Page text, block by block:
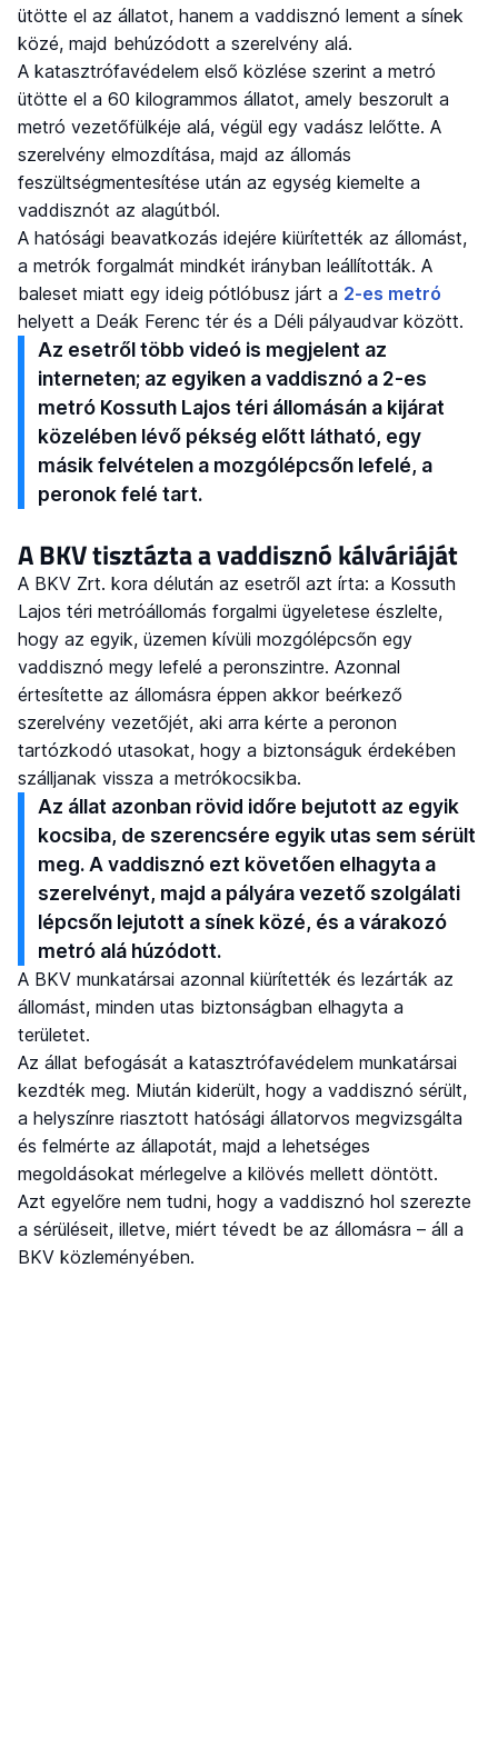
ütötte el az állatot, hanem a vaddisznó lement a sínek
közé, majd behúzódott a szerelvény alá.
A katasztrófavédelem első közlése szerint a metró
ütötte el a 60 kilogrammos állatot, amely beszorult a
metró vezetőfülkéje alá, végül egy vadász lelőtte. A
szerelvény elmozdítása, majd az állomás
feszültségmentesítése után az egység kiemelte a
vaddisznót az alagútból.
A hatósági beavatkozás idejére kiürítették az állomást,
a metrók forgalmát mindkét irányban leállították. A
baleset miatt egy ideig pótlóbusz járt a 2-es metró
helyett a Deák Ferenc tér és a Déli pályaudvar között.
Az esetről több videó is megjelent az
interneten; az egyiken a vaddisznó a 2-es
metró Kossuth Lajos téri állomásán a kijárat
közelében lévő pékség előtt látható, egy
másik felvételen a mozgólépcsőn lefelé, a
peronok felé tart.
A BKV tisztázta a vaddisznó kálváriáját
A BKV Zrt. kora délután az esetről azt írta: a Kossuth
Lajos téri metróállomás forgalmi ügyeletese észlelte,
hogy az egyik, üzemen kívüli mozgólépcsőn egy
vaddisznó megy lefelé a peronszintre. Azonnal
értesítette az állomásra éppen akkor beérkező
szerelvény vezetőjét, aki arra kérte a peronon
tartózkodó utasokat, hogy a biztonságuk érdekében
szálljanak vissza a metrókocsikba.
Az állat azonban rövid időre bejutott az egyik
kocsiba, de szerencsére egyik utas sem sérült
meg. A vaddisznó ezt követően elhagyta a
szerelvényt, majd a pályára vezető szolgálati
lépcsőn lejutott a sínek közé, és a várakozó
metró alá húzódott.
A BKV munkatársai azonnal kiürítették és lezárták az
állomást, minden utas biztonságban elhagyta a
területet.
Az állat befogását a katasztrófavédelem munkatársai
kezdték meg. Miután kiderült, hogy a vaddisznó sérült,
a helyszínre riasztott hatósági állatorvos megvizsgálta
és felmérte az állapotát, majd a lehetséges
megoldásokat mérlegelve a kilövés mellett döntött.
Azt egyelőre nem tudni, hogy a vaddisznó hol szerezte
a sérüléseit, illetve, miért tévedt be az állomásra – áll a
BKV közleményében.